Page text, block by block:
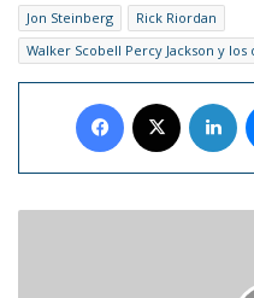
Jon Steinberg
Rick Riordan
Walker Scobell Percy Jackson y
Facebook